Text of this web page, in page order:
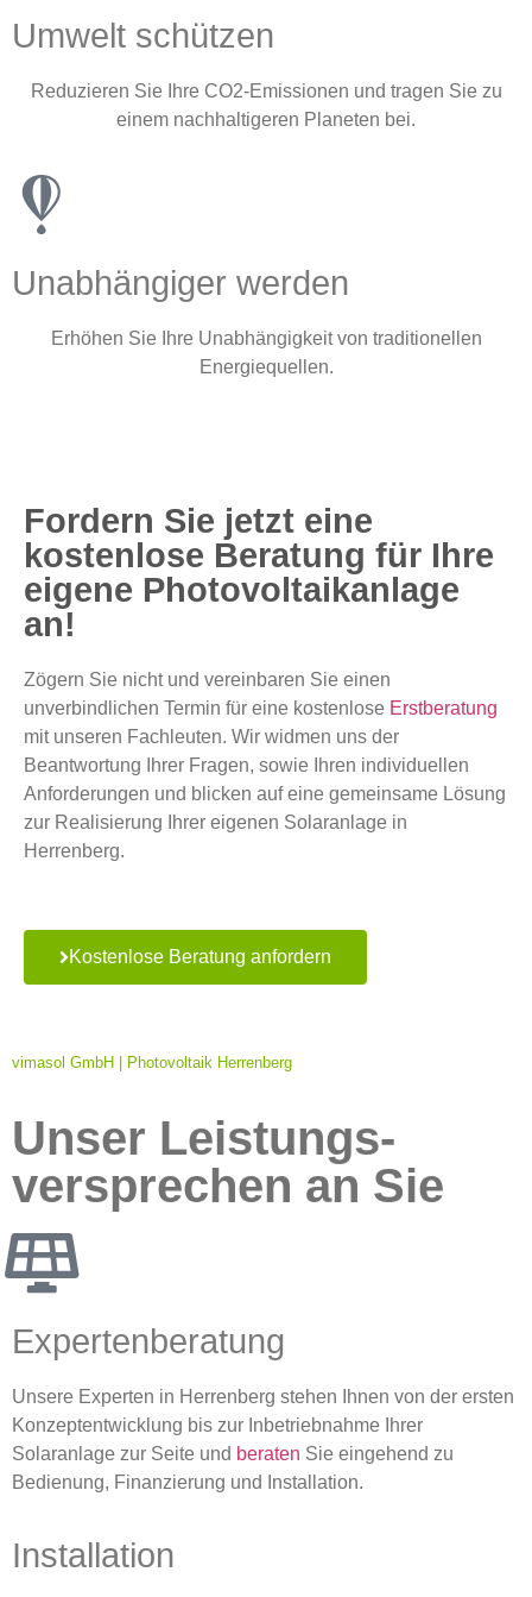
Umwelt schützen
Reduzieren Sie Ihre CO2-Emissionen und tragen Sie zu
einem nachhaltigeren Planeten bei.
Unabhängiger werden
Erhöhen Sie Ihre Unabhängigkeit von traditionellen
Energiequellen.
Fordern Sie jetzt eine
kostenlose Beratung für Ihre
eigene Photo­voltaikanlage
an!
Zögern Sie nicht und vereinbaren Sie einen
unverbindlichen Termin für eine kostenlose Erstberatung
mit unseren Fachleuten. Wir widmen uns der
Beantwortung Ihrer Fragen, sowie Ihren individuellen
Anforderungen und blicken auf eine gemeinsame Lösung
zur Realisierung Ihrer eigenen Solaranlage in
Herrenberg.
Kostenlose Beratung anfordern
vimasol GmbH | Photovoltaik Herrenberg
Unser Leistungs­
versprechen an Sie
Expertenberatung
Unsere Experten in Herrenberg stehen Ihnen von der ersten
Konzeptentwicklung bis zur Inbetriebnahme Ihrer
Solaranlage zur Seite und beraten Sie eingehend zu
Bedienung, Finanzierung und Installation.
Installation